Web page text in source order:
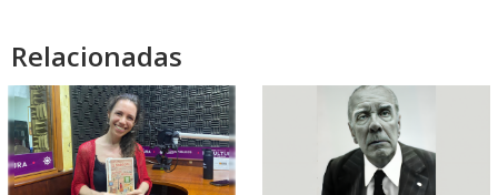
Relacionadas